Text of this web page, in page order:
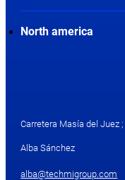
North america
Carretera Masía del Juez
Alba Sánchez
alba@techmigroup.com